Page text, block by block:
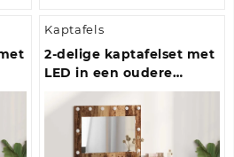
Kaptafels
2-delige kaptafelset met
LED in een oudere
houten look